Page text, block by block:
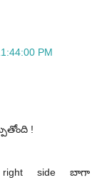
PM
!
right side బాగా